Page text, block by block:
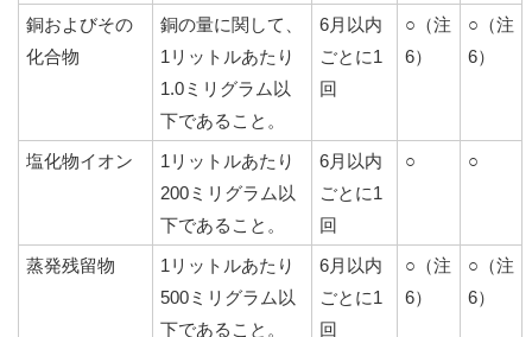
銅およびその
化合物
銅の量に関して、
1リットルあたり
1.0ミリグラム以
下であること。
6月以内
ごとに1
回
○（注
6）
○（注
6）
塩化物イオン
1リットルあたり
200ミリグラム以
下であること。
6月以内
ごとに1
回
○ ○
蒸発残留物
1リットルあたり
500ミリグラム以
下であること。
6月以内
ごとに1
回
○（注
6）
○（注
6）